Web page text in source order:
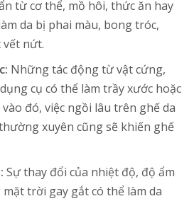
từ cơ thể, mồ hôi, thức ăn hay
da bị phai màu, bong tróc,
vết nứt.
Những tác động từ vật cứng,
cụ có thể làm trầy xước hoặc
đó, việc ngồi lâu trên ghế da
xuyên cũng sẽ khiến ghế
Sự thay đổi của nhiệt độ, độ ẩm
trời gay gắt có thể làm da